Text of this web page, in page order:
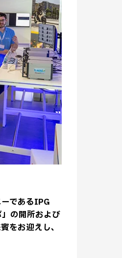
であるIPG
の開所および
をお迎えし、